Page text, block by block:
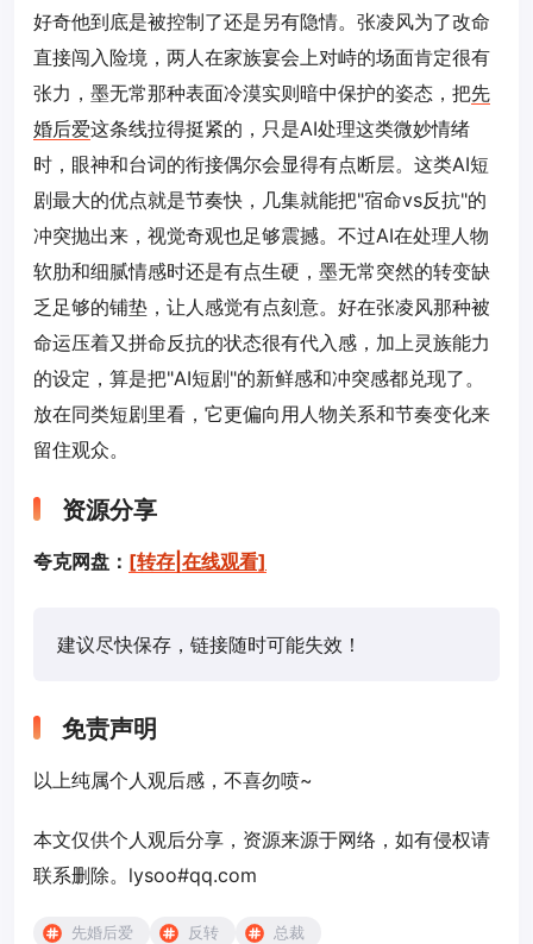
好奇他到底是被控制了还是另有隐情。张凌风为了改命
直接闯入险境，两人在家族宴会上对峙的场面肯定很有
张力，墨无常那种表面冷漠实则暗中保护的姿态，把先
婚后爱这条线拉得挺紧的，只是AI处理这类微妙情绪
时，眼神和台词的衔接偶尔会显得有点断层。这类AI短
剧最大的优点就是节奏快，几集就能把"宿命vs反抗"的
冲突抛出来，视觉奇观也足够震撼。不过AI在处理人物
软肋和细腻情感时还是有点生硬，墨无常突然的转变缺
乏足够的铺垫，让人感觉有点刻意。好在张凌风那种被
命运压着又拼命反抗的状态很有代入感，加上灵族能力
的设定，算是把"AI短剧"的新鲜感和冲突感都兑现了。
放在同类短剧里看，它更偏向用人物关系和节奏变化来
留住观众。
资源分享
夸克网盘： [转存|在线观看]
建议尽快保存，链接随时可能失效！
免责声明
以上纯属个人观后感，不喜勿喷~
本文仅供个人观后分享，资源来源于网络，如有侵权请
联系删除。lysoo#qq.com
先婚后爱 反转 总裁